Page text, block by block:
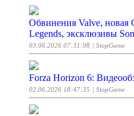
Обвинения Valve, новая
Legends, эксклюзивы
03.06.2026 07:31:08 | StopGame
Forza Horizon 6:
02.06.2026 18:47:35 | StopGame